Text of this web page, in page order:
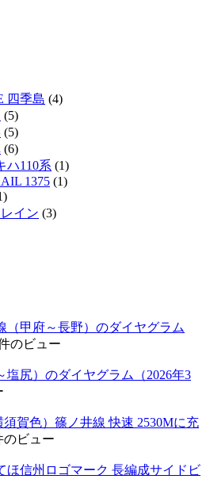
四季島 (4)
(5)
(5)
(6)
ハ110系 (1)
1375 (1)
イン (3)
（甲府～長野）のダイヤグラム
のビュー
塩尻）のダイヤグラム（2026年3
須賀色）篠ノ井線 快速 2530Mに充
のビュー
ほ信州ロゴマーク 長編成サイドビ